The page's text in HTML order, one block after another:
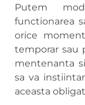
Putem
functionarea
orice
temporar sau
mentenanta
sa va
aceasta